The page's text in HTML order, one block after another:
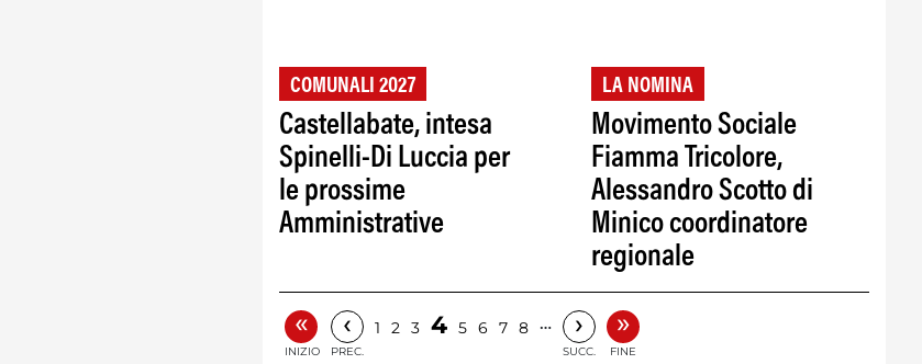
COMUNALI 2027
Castellabate, intesa
Spinelli-Di Luccia per
le prossime
Amministrative
LA NOMINA
Movimento Sociale
Fiamma Tricolore,
Alessandro Scotto di
Minico coordinatore
regionale
«
INIZIO
‹
PREC.
1 2 3 4 5 6 7 8 … ›
SUCC.
»
FINE